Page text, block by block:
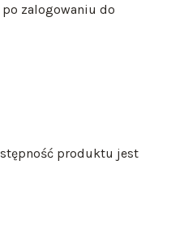
zalogowaniu do
produktu jest